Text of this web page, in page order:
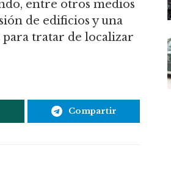
entre otros medios
de edificios y una
tratar de localizar
Compartir